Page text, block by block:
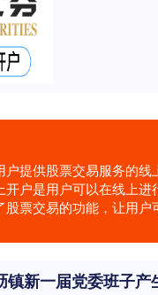
户提供股票交易服务的
户是用户可以在线上
票交易的功能，让用户